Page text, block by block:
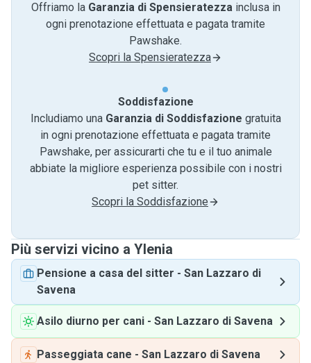
Offriamo la Garanzia di Spensieratezzainclusa in
ogni prenotazione effettuata e pagata tramite
Pawshake.
Scopri la Spensieratezza
Soddisfazione
Includiamo una Garanzia di Soddisfazione gratuita
in ogni prenotazione effettuata e pagata tramite
Pawshake, per assicurarti che tu e il tuo animale
abbiate la migliore esperienza possibile con i nostri
pet sitter.
Scopri la Soddisfazione
Più servizi vicino a Ylenia
Pensione a casa del sitter - San Lazzaro di
Savena
Asilo diurno per cani - San Lazzaro di Savena
Passeggiata cane - San Lazzaro di Savena